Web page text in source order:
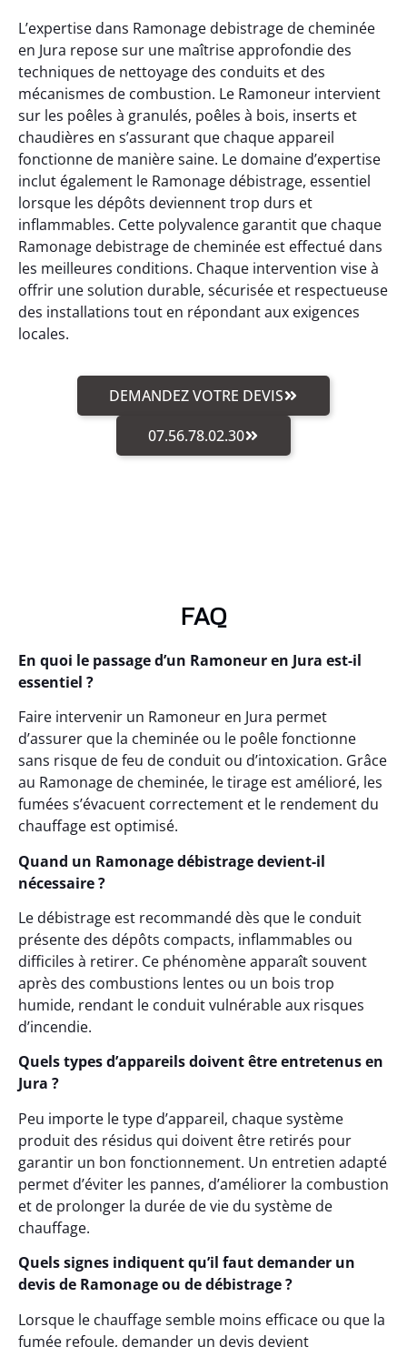
L’expertise dans Ramonage debistrage de cheminée
en Jura repose sur une maîtrise approfondie des
techniques de nettoyage des conduits et des
mécanismes de combustion. Le Ramoneur intervient
sur les poêles à granulés, poêles à bois, inserts et
chaudières en s’assurant que chaque appareil
fonctionne de manière saine. Le domaine d’expertise
inclut également le Ramonage débistrage, essentiel
lorsque les dépôts deviennent trop durs et
inflammables. Cette polyvalence garantit que chaque
Ramonage debistrage de cheminée est effectué dans
les meilleures conditions. Chaque intervention vise à
offrir une solution durable, sécurisée et respectueuse
des installations tout en répondant aux exigences
locales.
DEMANDEZ VOTRE DEVIS
07.56.78.02.30
FAQ
En quoi le passage d’un Ramoneur en Jura est-il
essentiel ?
Faire intervenir un Ramoneur en Jura permet
d’assurer que la cheminée ou le poêle fonctionne
sans risque de feu de conduit ou d’intoxication. Grâce
au Ramonage de cheminée, le tirage est amélioré, les
fumées s’évacuent correctement et le rendement du
chauffage est optimisé.
Quand un Ramonage débistrage devient-il
nécessaire ?
Le débistrage est recommandé dès que le conduit
présente des dépôts compacts, inflammables ou
difficiles à retirer. Ce phénomène apparaît souvent
après des combustions lentes ou un bois trop
humide, rendant le conduit vulnérable aux risques
d’incendie.
Quels types d’appareils doivent être entretenus en
Jura ?
Peu importe le type d’appareil, chaque système
produit des résidus qui doivent être retirés pour
garantir un bon fonctionnement. Un entretien adapté
permet d’éviter les pannes, d’améliorer la combustion
et de prolonger la durée de vie du système de
chauffage.
Quels signes indiquent qu’il faut demander un
devis de Ramonage ou de débistrage ?
Lorsque le chauffage semble moins efficace ou que la
fumée refoule, demander un devis devient